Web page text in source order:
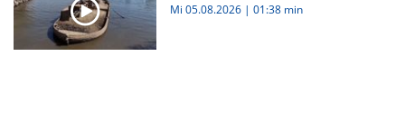
Mi 05.08.2026 | 01:38 min